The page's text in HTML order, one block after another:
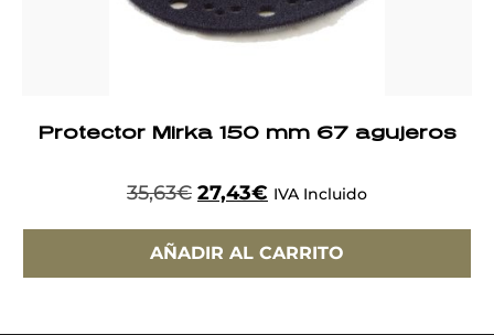
Protector Mirka 150 mm 67 agujeros
35,63€ 27,43€ IVA Incluido
AÑADIR AL CARRITO